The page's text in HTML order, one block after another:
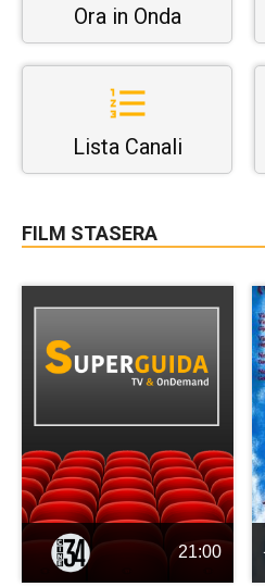
Ora in Onda
Lista Canali
FILM STASERA
21:00